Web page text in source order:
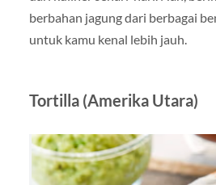
berbahan jagung dari berbagai
untuk kamu kenal lebih jauh.
Tortilla (Amerika Utara)